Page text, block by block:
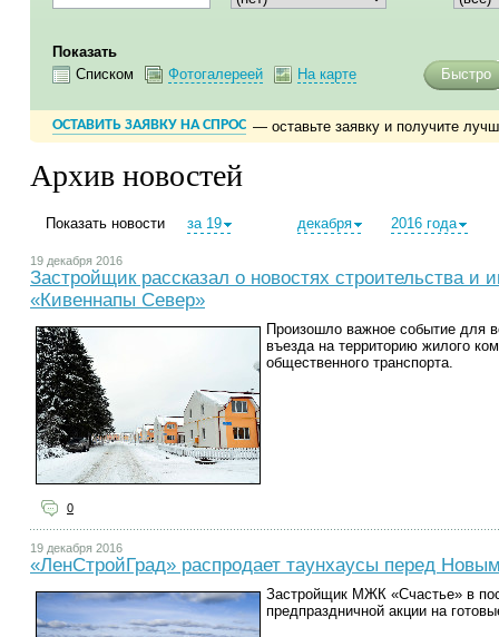
Показать
Списком
Фотогалереей На карте Быстро
ОСТАВИТЬ ЗАЯВКУ НА СПРОС — оставьте заявку и получите
Архив новостей
Показать новости за 19 декабря 2016 года
19 декабря 2016
Застройщик рассказал о новостях строительства и
«Кивеннапы Север»
Произошло важное событие для
въезда на территорию жилого
общественного транспорта.
0
19 декабря 2016
«ЛенСтройГрад» распродает таунхаусы перед
Застройщик МЖК «Счастье» в
предпраздничной акции на